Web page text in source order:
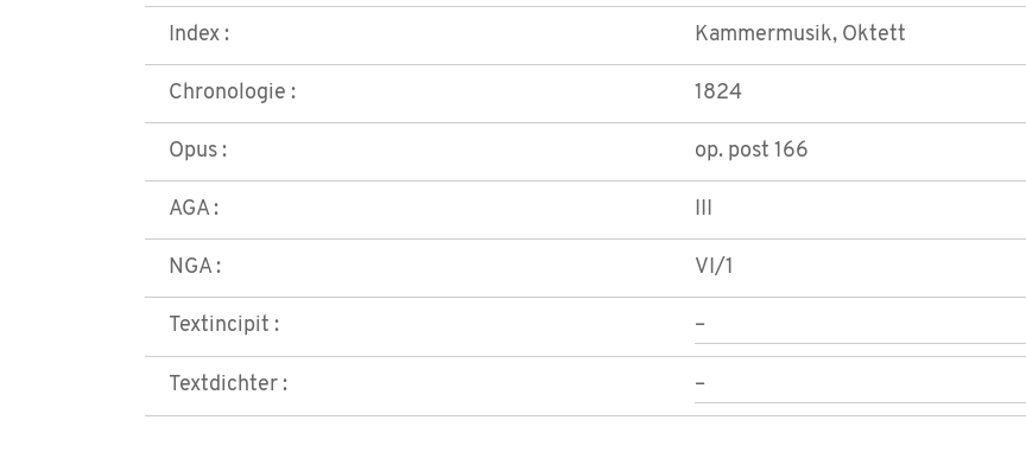
Index : Kammermusik, Oktett
Chronologie : 1824
Opus : op. post 166
AGA : III
NGA : VI/1
Textincipit : –
Textdichter : –